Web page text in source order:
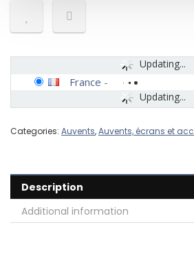
Updating...
Updating...
France -
Categories: Auvents,Auvents, écrans et
Description
Additional information